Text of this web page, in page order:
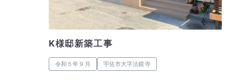
K様邸新築工事
令和５年９月 宇佐市大字法鏡寺